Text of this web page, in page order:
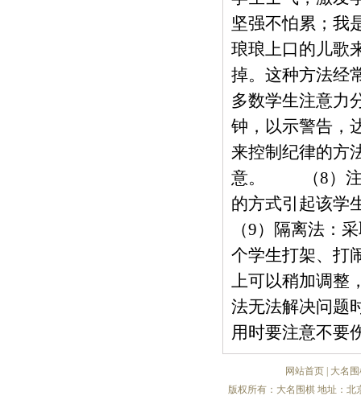
坚强不怕累；
琅琅上口的儿歌
掉。这种方法
多数学生注意力
钟，以示警告
来控制纪律的方
意。 （8）注视
的方式引起该
（9）隔离法：
个学生打架、打
上可以稍加调
法无法解决问题
用时要注意不要
网站首页
大名
版权所有：大名围棋 地址：